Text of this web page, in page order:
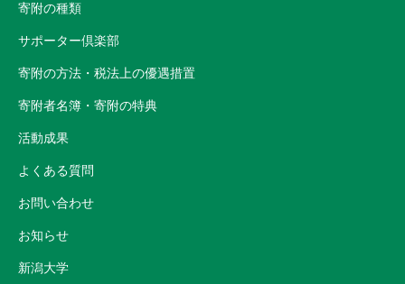
寄附の種類
サポーター倶楽部
寄附の方法・税法上の優遇措置
寄附者名簿・寄附の特典
活動成果
よくある質問
お問い合わせ
お知らせ
新潟大学